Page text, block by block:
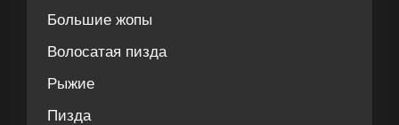
Большие жопы
Волосатая пизда
Рыжие
Пизда